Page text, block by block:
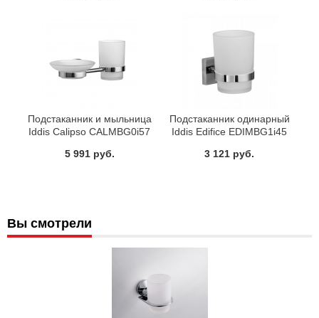
Подстаканник и мыльница
Iddis Calipso CALMBG0i57
5 991 руб.
Подстаканник одинарный
Iddis Edifice EDIMBG1i45
3 121 руб.
Вы смотрели